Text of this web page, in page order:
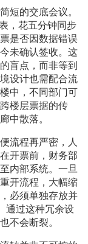
短的交底会议。
，花五分钟同步
是否因数据错误
未确认签收。这
盲点，而非等到
设计也需配合流
中，不同部门可
楼层票据的传
中散落。
流程再严密，人
开票前，财务部
内部系统。一旦
开流程，大幅缩
必须单独存放并
通过这种冗余设
不会断裂。